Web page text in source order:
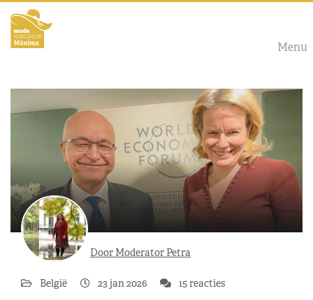
Menu
Door Moderator Petra
België 23 jan 2026 15 reacties